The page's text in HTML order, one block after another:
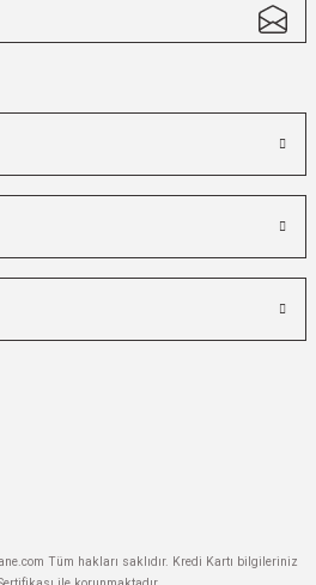
Tüm hakları saklıdır. Kredi Kartı bilgileriniz